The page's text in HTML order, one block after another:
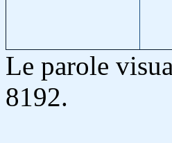
Le parole
8192.